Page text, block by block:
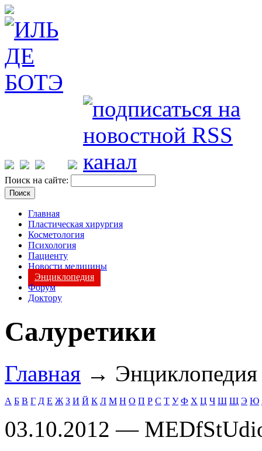
Поиск на сайте:
Главная
Пластическая хирургия
Косметология
Психология
Пациенту
Новости медицины
Энциклопедия
Форум
Доктору
Салуретики
Главная →
А Б В Г Д Е Ж З И Й К Л М Н О П Р С Т У Ф Х Ц Ч Ш Щ Э Ю
03.10.2012 —